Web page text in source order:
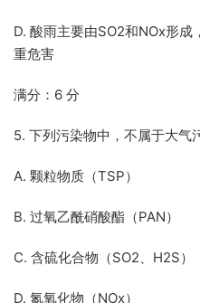
D. 酸雨主要由SO2和NOx形
重危害
满分：6 分
5. 下列污染物中，不属于大气
A. 颗粒物质（TSP）
B. 过氧乙酰硝酸酯（PAN）
C. 含硫化合物（SO2、H2S）
D. 氮氧化物（NOx）